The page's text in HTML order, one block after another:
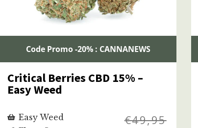
Code Promo -20% : CANNANEWS
Critical Berries CBD 15% –
Easy Weed
Easy Weed
€49,95